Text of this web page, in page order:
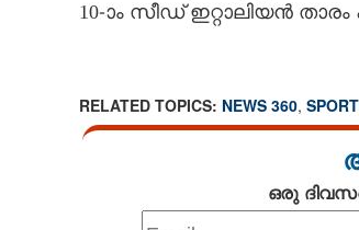
10-ാം സീഡ് ഇറ്റാലിയൻ
RELATED TOPICS: NEWS 360,
ഒരു